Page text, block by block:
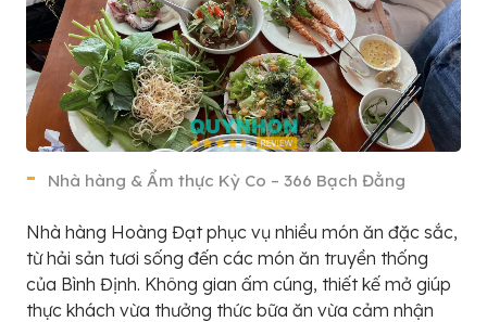
Nhà hàng & Ẩm thực Kỳ Co – 366 Bạch Đằng
Nhà hàng Hoàng Đạt phục vụ nhiều món ăn đặc sắc,
từ hải sản tươi sống đến các món ăn truyền thống
của Bình Định. Không gian ấm cúng, thiết kế mở giúp
thực khách vừa thưởng thức bữa ăn vừa cảm nhận